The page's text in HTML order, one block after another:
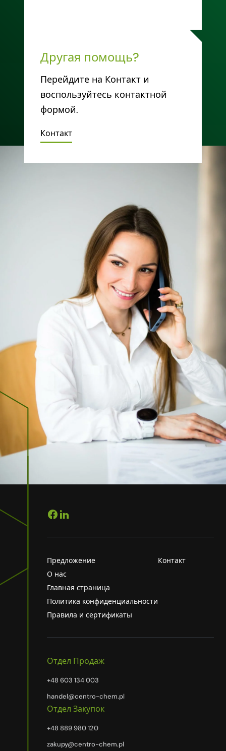
Другая помощь?
Перейдите на Контакт и
воспользуйтесь контактной
формой.
Контакт
Предложение
О нас
Главная страница
Политика конфиденциальности
Правила и сертификаты
Контакт
Отдел Продаж
+48 603 134 003
handel@centro-chem.pl
Отдел Закупок
+48 889 980 120
zakupy@centro-chem.pl